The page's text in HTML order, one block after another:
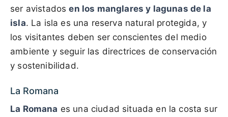
ser avistadosen los manglares y lagunas de la
isla. La isla es una reserva natural protegida, y
los visitantes deben ser conscientes del medio
ambiente y seguir las directrices de conservación
y sostenibilidad.
La Romana
La Romana es una ciudad situada en la costa sur